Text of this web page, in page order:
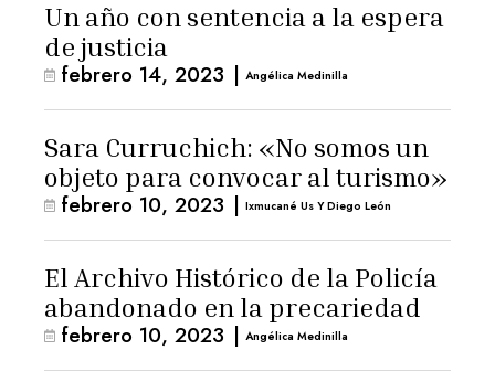
Un año con sentencia a la espera
de justicia
febrero 14, 2023 | Angélica Medinilla
Sara Curruchich: «No somos un
objeto para convocar al turismo»
febrero 10, 2023 | Ixmucané Us Y Diego León
El Archivo Histórico de la Policía
abandonado en la precariedad
febrero 10, 2023 | Angélica Medinilla